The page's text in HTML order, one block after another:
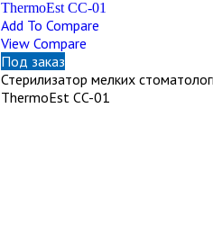
Add To Compare
View Compare
Под заказ
Стерилизатор мелких
ThermoEst CC-01